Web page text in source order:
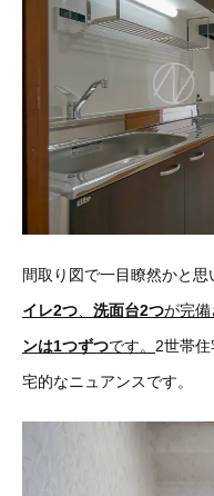
間取り図で一目瞭然かと思
イレ2つ
洗面台2つが完備
ンは1つずつです。 2世帯
宅的なニュアンスです。